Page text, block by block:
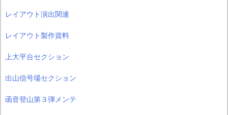
レイアウト演出関連
レイアウト製作資料
上大平台セクション
出山信号場セクション
函音登山第３弾メンテ